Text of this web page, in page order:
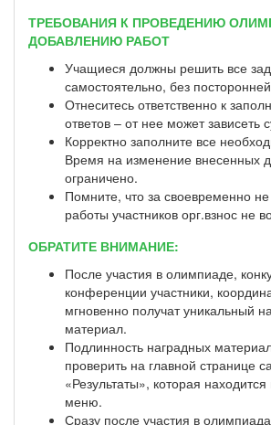
ТРЕБОВАНИЯ К ПРОВЕДЕНИЮ
ДОБАВЛЕНИЮ РАБОТ
Учащиеся должны решить все
самостоятельно, без
Отнеситесь ответственно к
ответов – от нее может зависеть
Корректно заполните все
Время на изменение внесенных
ограничено.
Помните, что за своевременно
работы участников орг.взнос не
ОБРАТИТЕ ВНИМАНИЕ:
После участия в олимпиаде,
конференции участники,
мгновенно получат уникальный
материал.
Подлинность наградных
проверить на главной странице
«Результаты», которая
меню.
Сразу после участия в